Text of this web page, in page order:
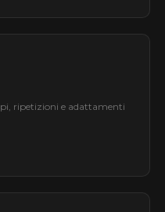
ripetizioni e adattamenti